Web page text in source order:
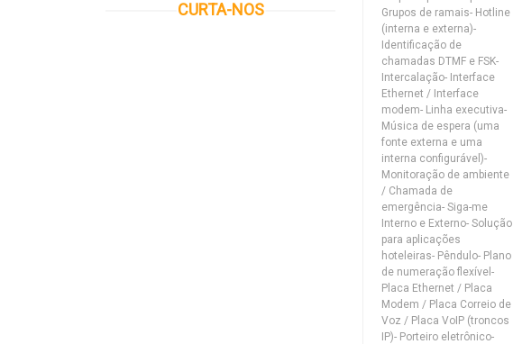
CURTA-NOS
Grupos de ramais- Hotline
(interna e externa)-
Identificação de
chamadas DTMF e FSK-
Intercalação- Interface
Ethernet / Interface
modem- Linha executiva-
Música de espera (uma
fonte externa e uma
interna configurável)-
Monitoração de ambiente
/ Chamada de
emergência- Siga-me
Interno e Externo- Solução
para aplicações
hoteleiras- Pêndulo- Plano
de numeração flexível-
Placa Ethernet / Placa
Modem / Placa Correio de
Voz / Placa VoIP (troncos
IP)- Porteiro eletrônico-